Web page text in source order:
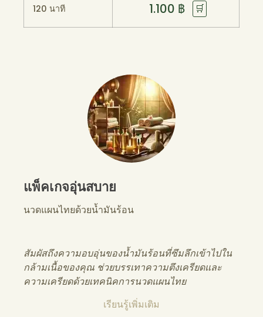
120 นาที 1.100 ฿ 🛒
แพ็คเกจอุ่นสบาย
นวดแผนไทยด้วยน้ำมันร้อน
สัมผัสถึงความอบอุ่นของน้ำมันร้อนที่ซึมลึกเข้าไปใน
กล้ามเนื้อของคุณ ช่วยบรรเทาความตึงเครียดและ
ความเครียดด้วยเทคนิคการนวดแผนไทย
เรียนรู้เพิ่มเติม